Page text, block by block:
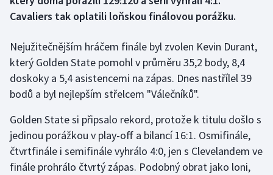
Dostihy
Florbal
Futsal
Golf
Gymnastika
Házená
Cavaliers tak oplatili loňskou finálovou porážku.
Nejužitečnějším hráčem finále byl zvolen Kevin Durant,
který Golden State pomohl v průměru 35,2 body, 8,4
doskoky a 5,4 asistencemi na zápas. Dnes nastřílel 39
bodů a byl nejlepším střelcem "Válečníků".
Golden State si připsalo rekord, protože k titulu došlo s
jedinou porážkou v play-off a bilancí 16:1. Osmifinále,
čtvrtfinále i semifinále vyhrálo 4:0, jen s Clevelandem ve
finále prohrálo čtvrtý zápas. Podobný obrat jako loni,